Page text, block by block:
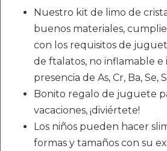
Nuestro kit de limo de
buenos materiales,
con los requisitos de
de ftalatos, no inflamable
presencia de As, Cr, Ba, Se,
Bonito regalo de juguete
vacaciones, ¡diviértete!
Los niños pueden hacer
formas y tamaños con su